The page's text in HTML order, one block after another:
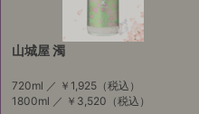
山城屋 濁
720ml ／ ￥1,925 （税込）
1800ml ／ ￥3,520 （税込）